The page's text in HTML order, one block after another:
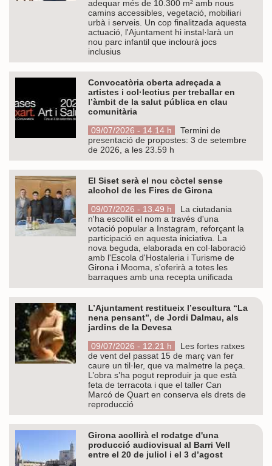
adequar més de 10.300 m² amb nous
camins accessibles, vegetació, mobiliari
urbà i serveis. Un cop finalitzada aquesta
actuació, l'Ajuntament hi instal·larà un
nou parc infantil que inclourà jocs
inclusius
Convocatòria oberta adreçada a
artistes i col·lectius per treballar en
l’àmbit de la salut pública en clau
comunitària
09/07/2026 - 14.14 h
Termini de
presentació de propostes: 3 de setembre
de 2026, a les 23.59 h
El Siset serà el nou còctel sense
alcohol de les Fires de Girona
09/07/2026 - 13.49 h
La ciutadania
n'ha escollit el nom a través d'una
votació popular a Instagram, reforçant la
participació en aquesta iniciativa. La
nova beguda, elaborada en col·laboració
amb l'Escola d'Hostaleria i Turisme de
Girona i Mooma, s'oferirà a totes les
barraques amb una recepta unificada
L’Ajuntament restitueix l’escultura “La
nena pensant”, de Jordi Dalmau, als
jardins de la Devesa
09/07/2026 - 12.21 h
Les fortes ratxes
de vent del passat 15 de març van fer
caure un til·ler, que va malmetre la peça.
L’obra s’ha pogut reproduir ja que està
feta de terracota i que el taller Can
Marcó de Quart en conserva els drets de
reproducció
Girona acollirà el rodatge d'una
producció audiovisual al Barri Vell
entre el 20 de juliol i el 3 d’agost